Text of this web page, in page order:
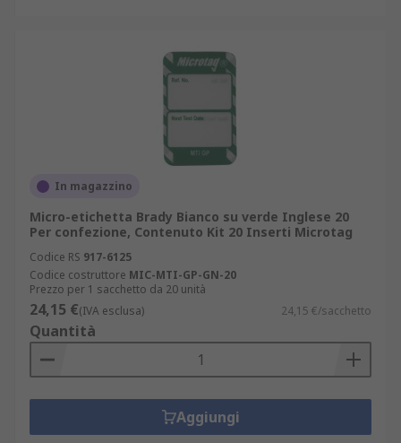
In magazzino
Micro-etichetta Brady Bianco su verde Inglese 20
Per confezione, Contenuto Kit 20 Inserti Microtag
Codice RS 917-6125
Codice costruttore MIC-MTI-GP-GN-20
Prezzo per 1 sacchetto da 20 unità
24,15 €(IVA esclusa) 24,15 €/sacchetto
Quantità
Aggiungi